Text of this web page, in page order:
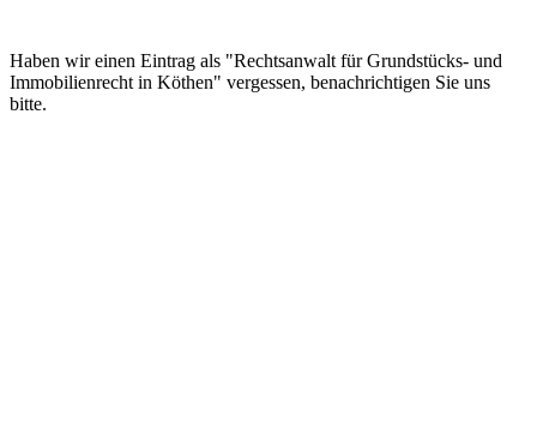
Haben wir einen Eintrag als "Rechtsanwalt für Grundstücks- und
Immobilienrecht in Köthen" vergessen, benachrichtigen Sie uns
bitte.